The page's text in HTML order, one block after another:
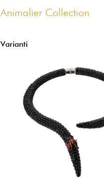
Animalier Collection
Varianti